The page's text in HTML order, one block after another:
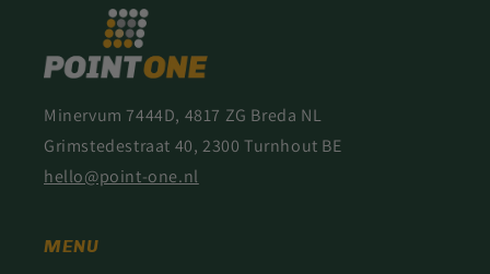
Minervum 7444D, 4817 ZG Breda NL
Grimstedestraat 40, 2300 Turnhout BE
hello@point-one.nl
MENU